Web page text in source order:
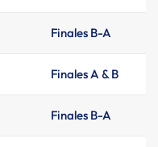
Finales B-A
Finales A & B
Finales B-A